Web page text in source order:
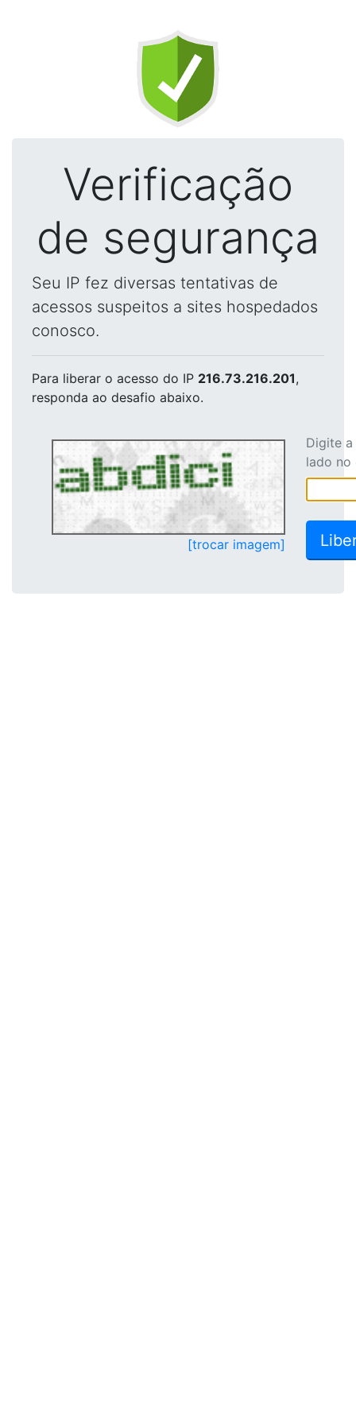
Verificação
de segurança
Seu IP fez diversas tentativas de
acessos suspeitos a sites hospedados
conosco.
Para liberar o acesso do IP 216.73.216.201,
responda ao desafio abaixo.
[trocar imagem]
Digite
lado no